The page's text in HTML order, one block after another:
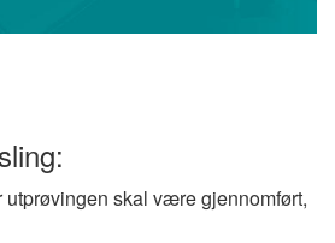
utprøvingen skal være gjennomført,